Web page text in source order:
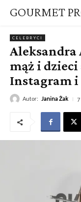
GOURMET
CELEBRYCI
Aleksandra
mąż i
Instagram
Autor: Janina Żak 7